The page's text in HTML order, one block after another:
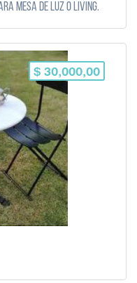
mesa de luz o living.
$ 30,000,00